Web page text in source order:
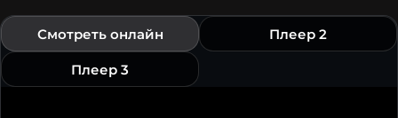
Смотреть онлайн Плеер 2
Плеер 3